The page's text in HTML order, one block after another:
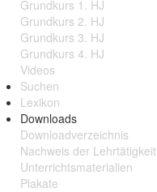
Grundkurs 1. HJ
Grundkurs 2. HJ
Grundkurs 3. HJ
Grundkurs 4. HJ
Videos
Suchen
Lexikon
Downloads
Downloadverzeichnis
Nachweis der Lehrtätigkeit
Unterrichtsmaterialien
Plakate